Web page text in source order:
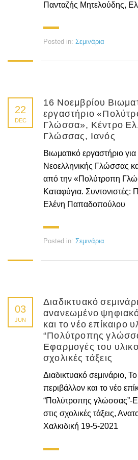
Πανταζής Μητελούδης,
Posted in: Σεμινάρια
22
DEC
16 Νοεμβρίου
εργαστήριο
Γλώσσα», Κέντρο
Γλώσσας, Ιανός
Βιωματικό εργαστήριο
Νεοελληνικής Γλώσσας
από την «Πολύτροπη
Καταφύγια. Συντονιστές:
Ελένη Παπαδοπούλου
Posted in: Σεμινάρια
03
JUN
Διαδικτυακό
ανανεωμένο
και το νέο επίκαιρο
“Πολύτροπης
Εφαρμογές του
σχολικές τάξεις
Διαδικτυακό σεμινάριο,
περιβάλλον και το νέο
“Πολύτροπης γλώσσας”-
στις σχολικές τάξεις,
Χαλκιδική 19-5-2021